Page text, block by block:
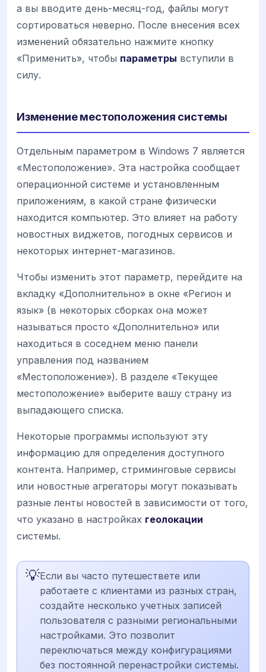
а вы вводите день-месяц-год, файлы могут
сортироваться неверно. После внесения всех
изменений обязательно нажмите кнопку
«Применить», чтобы параметры вступили в
силу.
Изменение местоположения системы
Отдельным параметром в Windows 7 является
«Местоположение». Эта настройка сообщает
операционной системе и установленным
приложениям, в какой стране физически
находится компьютер. Это влияет на работу
новостных виджетов, погодных сервисов и
некоторых интернет-магазинов.
Чтобы изменить этот параметр, перейдите на
вкладку «Дополнительно» в окне «Регион и
язык» (в некоторых сборках она может
называться просто «Дополнительно» или
находиться в соседнем меню панели
управления под названием
«Местоположение»). В разделе «Текущее
местоположение» выберите вашу страну из
выпадающего списка.
Некоторые программы используют эту
информацию для определения доступного
контента. Например, стриминговые сервисы
или новостные агрегаторы могут показывать
разные ленты новостей в зависимости от того,
что указано в настройках геолокации
системы.
💡Если вы часто путешествете или
работаете с клиентами из разных стран,
создайте несколько учетных записей
пользователя с разными региональными
настройками. Это позволит
переключаться между конфигурациями
без постоянной перенастройки системы.